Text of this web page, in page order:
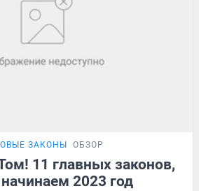
ЗАКОНЫ ОБЗОР
11 главных законов,
2023 год